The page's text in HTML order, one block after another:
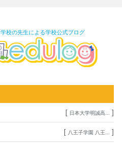
学校の先生による学校公式ブログ
[ 日本大学明誠高... ]
[ 八王子学園 八王... ]